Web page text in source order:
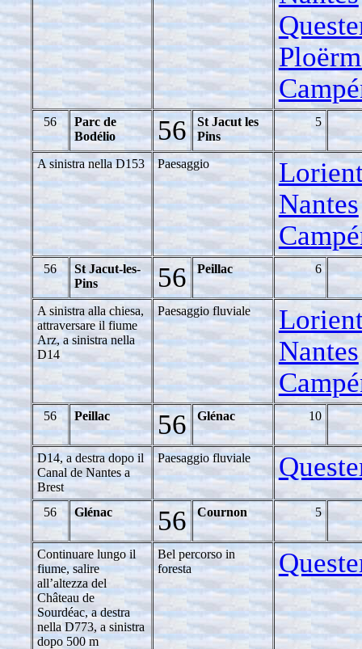
56
Parc de
Bodélio
56
St Jacut les
Pins
5
A sinistra nella D153 Paesaggio
Nantes
56
St Jacut-les-
Pins
56 Peillac 6
A sinistra alla chiesa,
attraversare il fiume
Arz, a sinistra nella
D14
Paesaggio fluviale
Nantes
56 Peillac 56 Glénac 10
D14, a destra dopo il
Canal de Nantes a
Brest
Paesaggio fluviale
56 Glénac 56 Cournon 5
Continuare lungo il
fiume, salire
all’altezza del
Château de
Sourdéac, a destra
nella D773, a sinistra
dopo 500 m
Bel percorso in
foresta